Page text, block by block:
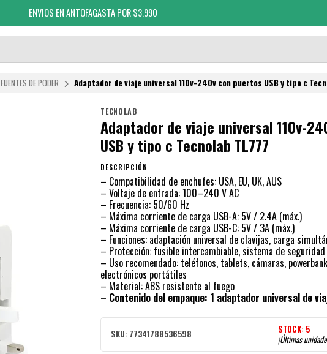
ENVIOS EN ANTOFAGASTA POR $3.990
FUENTES DE PODER Adaptador de viaje universal 110v-240v con puertos USB y tipo c
TECNOLAB
Adaptador de viaje universal 110v-
USB y tipo c Tecnolab TL777
DESCRIPCIÓN
– Compatibilidad de enchufes: USA, EU, UK, AUS
– Voltaje de entrada: 100–240 V AC
– Frecuencia: 50/60 Hz
– Máxima corriente de carga USB-A: 5V / 2.4A (máx.)
– Máxima corriente de carga USB-C: 5V / 3A (máx.)
– Funciones: adaptación universal de clavijas, carga
– Protección: fusible intercambiable, sistema de
– Uso recomendado: teléfonos, tablets, cámaras,
electrónicos portátiles
– Material: ABS resistente al fuego
– Contenido del empaque: 1 adaptador universal de
SKU: 77341788536598 STOCK: 5
¡Últimas